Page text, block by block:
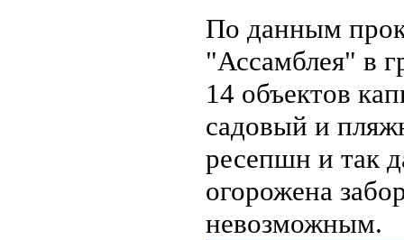
По данным
"Ассамблея" в
14 объектов
садовый и
ресепшн и так
огорожена
невозможным.